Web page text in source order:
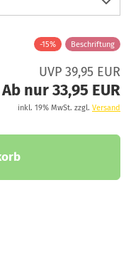
-15% Beschriftung
UVP 39,95 EUR
Ab nur 33,95 EUR
inkl. 19% MwSt. zzgl. Versand